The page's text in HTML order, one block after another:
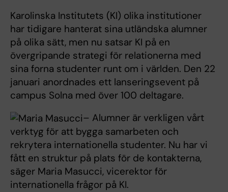
Karolinska Institutets (KI) olika institutioner
har tidigare hanterat sina utländska alumner
på olika sätt, men nu satsar KI på en
övergripande strategi för relationerna med
sina forna studenter runt om i världen. Den 22
januari anordnades ett lanseringsevent på
campus Solna med över 100 deltagare.
– Alumner är verkligen vårt
verktyg för att bygga samarbeten och
rekrytera internationella studenter. Nu har vi
fått en struktur på plats för de kontakterna,
säger Maria Masucci, vicerektor för
internationella frågor på KI.